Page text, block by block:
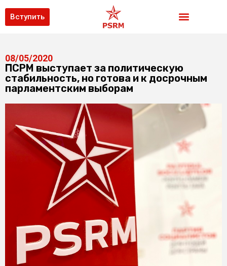
Вступить
08/05/2020
ПСРМ выступает за политическую
стабильность, но готова и к досрочным
парламентским выборам